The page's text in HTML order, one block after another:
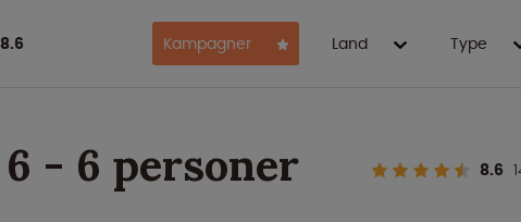
8.6 Kampagner Land Type
- 6 personer 8.6